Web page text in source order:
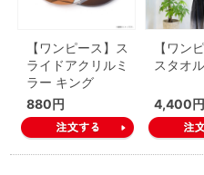
【ワンピース】ス
ライドアクリルミ
ラー キング
880円
【ワン
スタオル
4,400円